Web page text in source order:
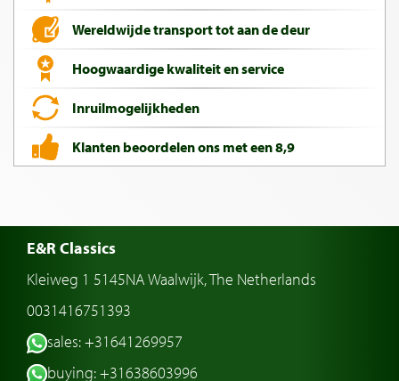
Wereldwijde transport tot aan de deur
Hoogwaardige kwaliteit en service
Inruilmogelijkheden
Klanten beoordelen ons met een 8,9
E&R Classics
Kleiweg 1 5145NA Waalwijk, The Netherlands
0031416751393
sales: +31641269957
buying: +31638603996